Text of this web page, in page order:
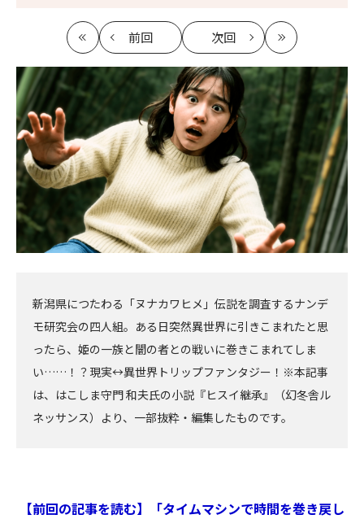
最
初
前回
記
事
へ
次回
記
事
へ
最
新
新潟県につたわる「ヌナカワヒメ」伝説を調査するナンデ
モ研究会の四人組。ある日突然異世界に引きこまれたと思
ったら、姫の一族と闇の者との戦いに巻きこまれてしま
い……！？現実↔異世界トリップファンタジー！※本記事
は、はこしま守門 和夫氏の小説『ヒスイ継承』（幻冬舎ル
ネッサンス）より、一部抜粋・編集したものです。
【前回の記事を読む】「タイムマシンで時間を巻き戻し